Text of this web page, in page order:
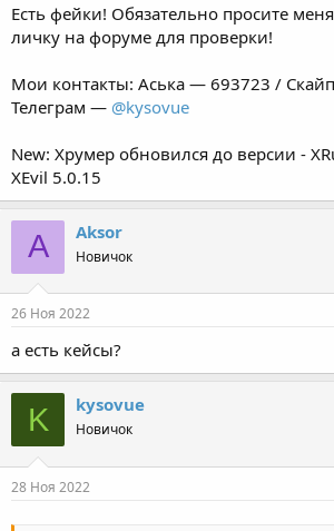
Есть фейки! Обязательно просите
личку на форуме для проверки!
Мои контакты: Аська — 693723 /
Телеграм — @kysovue
New: Хрумер обновился до версии -
XEvil 5.0.15
A Aksor
Новичок
26 Ноя 2022
а есть кейсы?
K kysovue
Новичок
28 Ноя 2022